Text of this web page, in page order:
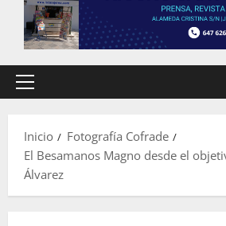
Menú
Inicio
Fotografía Cofrade
El Besamanos Magno desde el
Álvarez